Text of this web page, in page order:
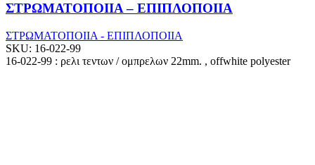
ΣΤΡΩΜΑΤΟΠΟΙΙΑ – ΕΠΙΠΛΟΠΟΙΙΑ
ΣΤΡΩΜΑΤΟΠΟΙΙΑ - ΕΠΙΠΛΟΠΟΙΙΑ
SKU: 16-022-99
16-022-99 : ρελι τεντων / ομπρελων 22mm. , offwhite polyester